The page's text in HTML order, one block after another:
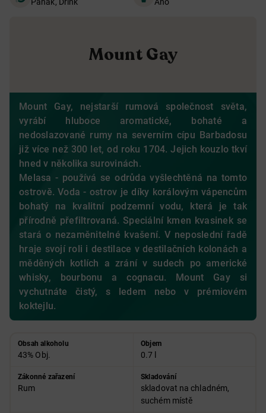
Mount Gay
Mount Gay, nejstarší rumová společnost světa,
vyrábí hluboce aromatické, bohaté a
nedoslazované rumy na severním cípu Barbadosu
již více než 300 let, od roku 1704. Jejich kouzlo tkví
hned v několika surovinách.
Melasa - používá se odrůda vyšlechtěná na tomto
ostrově. Voda - ostrov je díky korálovým vápencům
bohatý na kvalitní podzemní vodu, která je tak
přírodně přefiltrovaná. Speciální kmen kvasinek se
stará o nezaměnitelné kvašení. V neposlední řadě
hraje svojí roli i destilace v destilačních kolonách a
měděných kotlích a zrání v sudech po americké
whisky, bourbonu a cognacu. Mount Gay si
vychutnáte čistý, s ledem nebo v prémiovém
koktejlu.
Obsah alkoholu
43% Obj.
Objem
0.7 l
Zákonné zařazení
Rum
Skladování
skladovat na chladném,
suchém místě